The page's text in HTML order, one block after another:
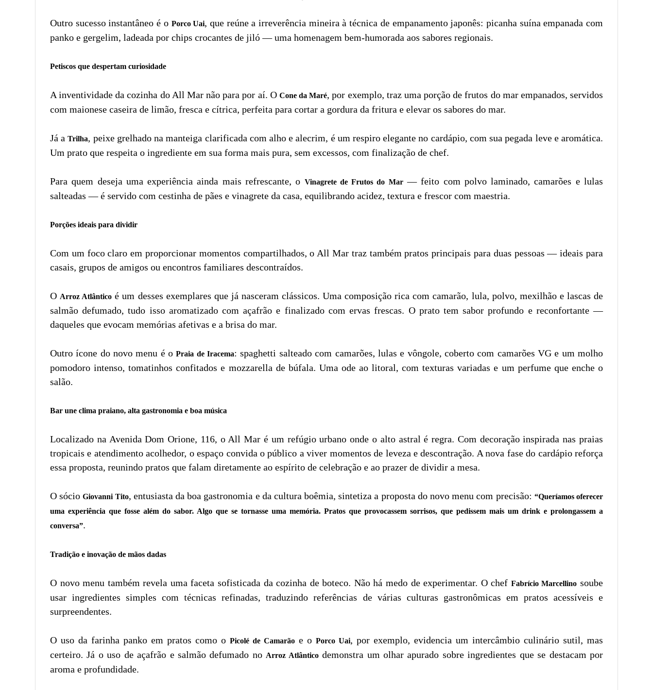
Outro sucesso instantâneo é o Porco Uai, que reúne a irreverência mineira à técnica de empanamento japonês: picanha suína empanada com
panko e gergelim, ladeada por chips crocantes de jiló — uma homenagem bem-humorada aos sabores regionais.
Petiscos que despertam curiosidade
A inventividade da cozinha do All Mar não para por aí. O Cone da Maré, por exemplo, traz uma porção de frutos do mar empanados, servidos
com maionese caseira de limão, fresca e cítrica, perfeita para cortar a gordura da fritura e elevar os sabores do mar.
Já aTrilha, peixe grelhado na manteiga clarificada com alho e alecrim, é um respiro elegante no cardápio, com sua pegada leve e aromática.
Um prato que respeita o ingrediente em sua forma mais pura, sem excessos, com finalização de chef.
Para quem deseja uma experiência ainda mais refrescante, o Vinagrete de Frutos do Mar— feito com polvo laminado, camarões e lulas
salteadas — é servido com cestinha de pães e vinagrete da casa, equilibrando acidez, textura e frescor com maestria.
Porções ideais para dividir
Com um foco claro em proporcionar momentos compartilhados, o All Mar traz também pratos principais para duas pessoas — ideais para
casais, grupos de amigos ou encontros familiares descontraídos.
O Arroz Atlântico é um desses exemplares que já nasceram clássicos. Uma composição rica com camarão, lula, polvo, mexilhão e lascas de
salmão defumado, tudo isso aromatizado com açafrão e finalizado com ervas frescas. O prato tem sabor profundo e reconfortante —
daqueles que evocam memórias afetivas e a brisa do mar.
Outro ícone do novo menu é oPraia de Iracema: spaghetti salteado com camarões, lulas e vôngole, coberto com camarões VG e um molho
pomodoro intenso, tomatinhos confitados e mozzarella de búfala. Uma ode ao litoral, com texturas variadas e um perfume que enche o
salão.
Bar une clima praiano, alta gastronomia e boa música
Localizado na Avenida Dom Orione, 116, o All Mar é um refúgio urbano onde o alto astral é regra. Com decoração inspirada nas praias
tropicais e atendimento acolhedor, o espaço convida o público a viver momentos de leveza e descontração. A nova fase do cardápio reforça
essa proposta, reunindo pratos que falam diretamente ao espírito de celebração e ao prazer de dividir a mesa.
O sócioGiovanni Tito, entusiasta da boa gastronomia e da cultura boêmia, sintetiza a proposta do novo menu com precisão: “Queríamos oferecer
uma experiência que fosse além do sabor. Algo que se tornasse uma memória. Pratos que provocassem sorrisos, que pedissem mais um drink e prolongassem a
conversa”.
Tradição e inovação de mãos dadas
O novo menu também revela uma faceta sofisticada da cozinha de boteco. Não há medo de experimentar. O chef Fabrício Marcellino soube
usar ingredientes simples com técnicas refinadas, traduzindo referências de várias culturas gastronômicas em pratos acessíveis e
surpreendentes.
O uso da farinha panko em pratos como o Picolé de Camarão e o Porco Uai, por exemplo, evidencia um intercâmbio culinário sutil, mas
certeiro. Já o uso de açafrão e salmão defumado no Arroz Atlânticodemonstra um olhar apurado sobre ingredientes que se destacam por
aroma e profundidade.